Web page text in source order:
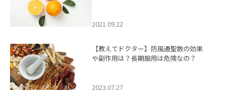
2021.09.22
【教えてドクター】防風通聖散の効果
や副作用は？長期服用は危険なの？
2023.07.27